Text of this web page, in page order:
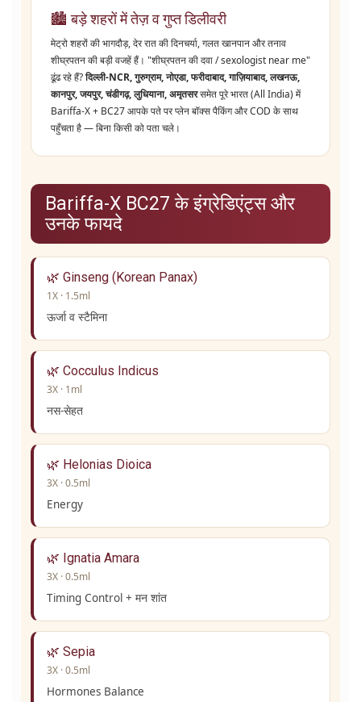
🏙️ बड़े शहरों में तेज़ व गुप्त डिलीवरी
मेट्रो शहरों की भागदौड़, देर रात की दिनचर्या, गलत खानपान और तनाव
शीघ्रपतन की बड़ी वजहें हैं। "शीघ्रपतन की दवा / sexologist near me"
ढूंढ रहे हैं?दिल्ली-NCR, गुरुग्राम, नोएडा, फरीदाबाद, गाज़ियाबाद, लखनऊ,
कानपुर, जयपुर, चंडीगढ़, लुधियाना, अमृतसरसमेत पूरे भारत (All India) में
Bariffa-X + BC27 आपके पते पर प्लेन बॉक्स पैकिंग और COD के साथ
पहुँचता है — बिना किसी को पता चले।
Bariffa-X BC27 के इंग्रेडिएंट्स और
उनके फायदे
🌿 Ginseng (Korean Panax)
1X · 1.5ml
ऊर्जा व स्टैमिना
🌿 Cocculus Indicus
3X · 1ml
नस-सेहत
🌿 Helonias Dioica
3X · 0.5ml
Energy
🌿 Ignatia Amara
3X · 0.5ml
Timing Control + मन शांत
🌿 Sepia
3X · 0.5ml
Hormones Balance